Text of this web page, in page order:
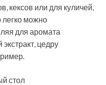
кексов или для куличей,
легко можно
для аромата
цедру
стол